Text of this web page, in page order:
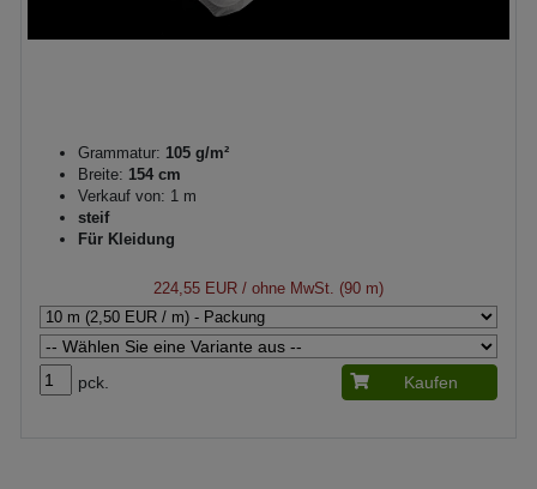
Grammatur: 105 g/m²
Breite: 154 cm
Verkauf von: 1 m
steif
Für Kleidung
224,55 EUR / ohne MwSt. (90 m)
pck. Kaufen